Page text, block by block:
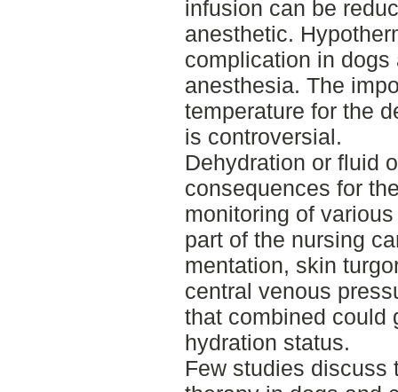
infusion can be
anesthetic.
complication in
anesthesia. The
temperature for the
is controversial.
Dehydration or fluid
consequences for
monitoring of
part of the nursing
mentation, skin
central venous
that combined could
hydration status.
Few studies discuss